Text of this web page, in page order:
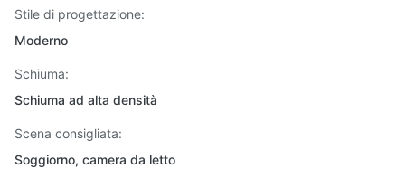
Stile di progettazione:
Moderno
Schiuma:
Schiuma ad alta densità
Scena consigliata:
Soggiorno, camera da letto